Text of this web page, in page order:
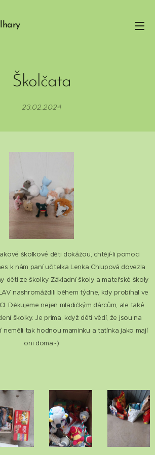
Školčata
23.02.2024
školkové děti dokážou, chtějí-li pomoci
k nám paní učitelka Lenka Chlupová dovezla
děti ze školky Základní školy a mateřské školy
nashromáždili během týdne, kdy probíhal ve
Děkujeme nejen mladičkým dárcům, ale také
školky. Je prima, když děti vědí, že jsou na
neměli tak hodnou maminku a tatínka jako mají
oni doma:-)